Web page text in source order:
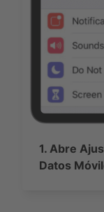
1. Abre
Datos